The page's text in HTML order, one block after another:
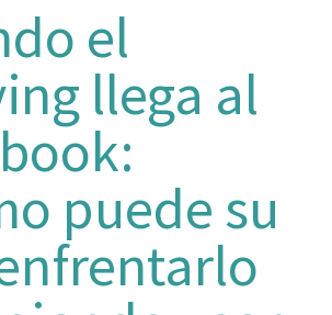
el
llega al
puede su